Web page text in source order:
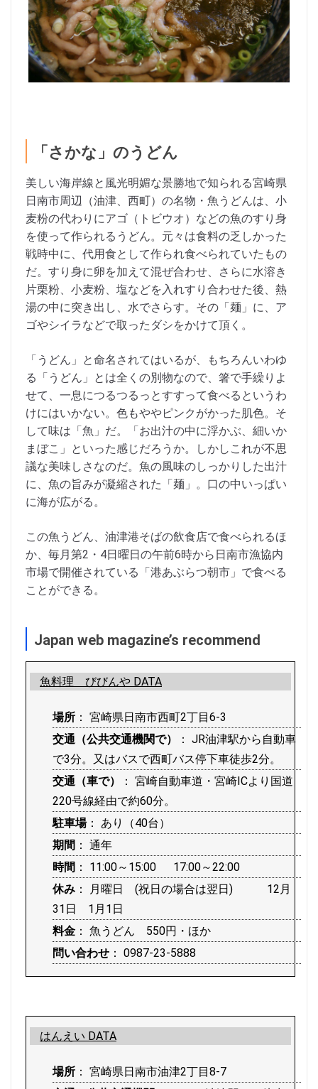
「さかな」のうどん
美しい海岸線と風光明媚な景勝地で知られる宮崎県
日南市周辺（油津、西町）の名物・魚うどんは、小
麦粉の代わりにアゴ（トビウオ）などの魚のすり身
を使って作られるうどん。元々は食料の乏しかった
戦時中に、代用食として作られ食べられていたもの
だ。すり身に卵を加えて混ぜ合わせ、さらに水溶き
片栗粉、小麦粉、塩などを入れすり合わせた後、熱
湯の中に突き出し、水でさらす。その「麺」に、ア
ゴやシイラなどで取ったダシをかけて頂く。
「うどん」と命名されてはいるが、もちろんいわゆ
る「うどん」とは全くの別物なので、箸で手繰りよ
せて、一息につるつるっとすすって食べるというわ
けにはいかない。色もややピンクがかった肌色。そ
して味は「魚」だ。「お出汁の中に浮かぶ、細いか
まぼこ」といった感じだろうか。しかしこれが不思
議な美味しさなのだ。魚の風味のしっかりした出汁
に、魚の旨みが凝縮された「麺」。口の中いっぱい
に海が広がる。
この魚うどん、油津港そばの飲食店で食べられるほ
か、毎月第2・4日曜日の午前6時から日南市漁協内
市場で開催されている「港あぶらつ朝市」で食べる
ことができる。
Japan web magazine’s recommend
魚料理 びびんや DATA
場所 ： 宮崎県日南市西町2丁目6-3
交通（公共交通機関で）
： JR油津駅から自動車
で3分。又はバスで西町バス停下車徒歩2分。
交通（車で）
： 宮崎自動車道・宮崎ICより国道
220号線経由で約60分。
駐車場： あり（40台）
期間 ： 通年
時間 ： 11:00～15:00 17:00～22:00
休み ： 月曜日 (祝日の場合は翌日) 12月
31日 1月1日
料金 ： 魚うどん 550円・ほか
問い合わせ ： 0987-23-5888
はんえい DATA
場所 ： 宮崎県日南市油津2丁目8-7